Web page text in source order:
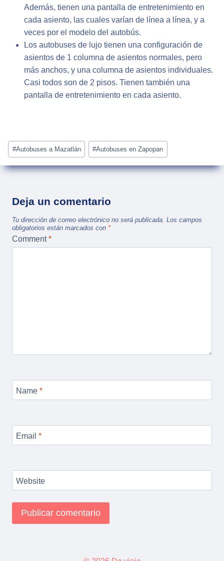
Además, tienen una pantalla de entretenimiento en
cada asiento, las cuales varían de línea a línea, y a
veces por el modelo del autobús.
Los autobuses de lujo tienen una configuración de
asientos de 1 columna de asientos normales, pero
más anchos, y una columna de asientos individuales.
Casi todos son de 2 pisos. Tienen también una
pantalla de entretenimiento en cada asiento.
Post
Tags:
#Autobuses a Mazatlán #Autobuses en Zapopan
Deja un comentario
Tu dirección de correo electrónico no será publicada. Los campos
obligatorios están marcados con *
Comment*
Name *
Email *
Website